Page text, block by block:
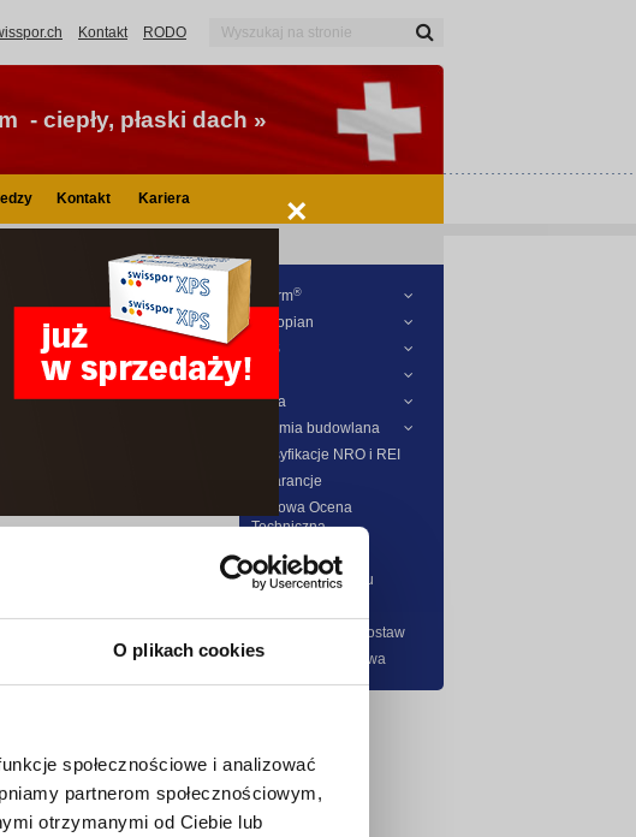
O plikach cookies
społecznościowe i analizować
partnerom społecznościowym,
otrzymanymi od Ciebie lub
×
Kontakt RODO
- ciepły, płaski dach »
Kontakt Kariera
ZAKŁADOWEJ
dachowych Nr 1434-CPR-
przeciwwilgociowej i
Biterm®
Styropian
XPS
Papa
Chemia budowlana
Klasyfikacje NRO i REI
Gwarancje
Krajowa Ocena
Techniczna
Katalogi
Instrukcje montażu
Ogólne warunki dostaw
Strategia podatkowa